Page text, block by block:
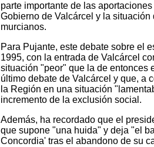
parte importante de las
Gobierno de Valcárcel y la
murcianos.
Para Pujante, este debate sobre el
1995, con la entrada de Valcárcel
situación "peor" que la de entonces
último debate de Valcárcel y que, a
la Región en una situación
incremento de la exclusión social.
Además, ha recordado que el
que supone "una huida" y deja "el
Concordia' tras el abandono de su